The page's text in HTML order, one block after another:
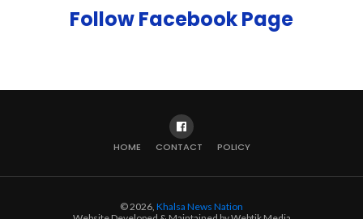
Follow Facebook Page
HOME CONTACT POLICY
© 2026, Khalsa News Nation